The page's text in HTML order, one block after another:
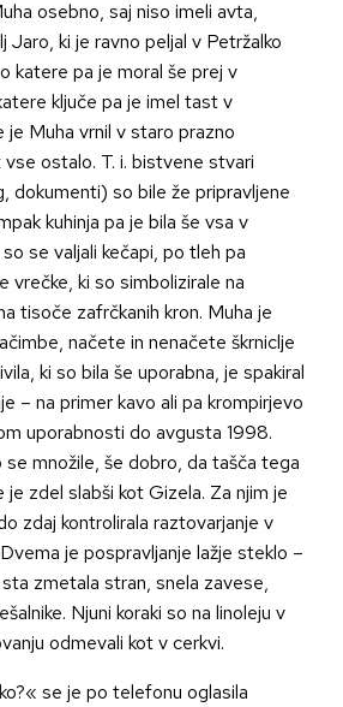
osebno, saj niso imeli avta,
Jaro, ki je ravno peljal v Petržalko
katere pa je moral še prej v
ključe pa je imel tast v
Muha vrnil v staro prazno
ostalo. T. i. bistvene stvari
dokumenti) so bile že pripravljene
kuhinja pa je bila še vsa v
se valjali kečapi, po tleh pa
vrečke, ki so simbolizirale na
tisoče zafrčkanih kron. Muha je
načete in nenačete škrniclje
ki so bila še uporabna, je spakiral
– na primer kavo ali pa krompirjevo
uporabnosti do avgusta 1998.
množile, še dobro, da tašča tega
je zdel slabši kot Gizela. Za njim je
zdaj kontrolirala raztovarjanje v
je pospravljanje lažje steklo –
zmetala stran, snela zavese,
Njuni koraki so na linoleju v
odmevali kot v cerkvi.
se je po telefonu oglasila